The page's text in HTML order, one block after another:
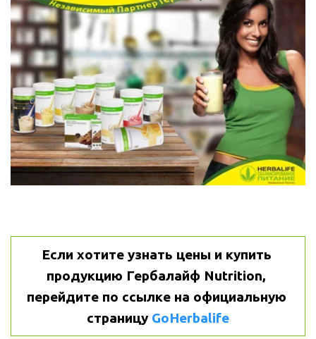
Если хотите узнать цены и купить
продукцию Гербалайф Nutrition,
перейдите по ссылке на официальную
страницу GoHerbalife